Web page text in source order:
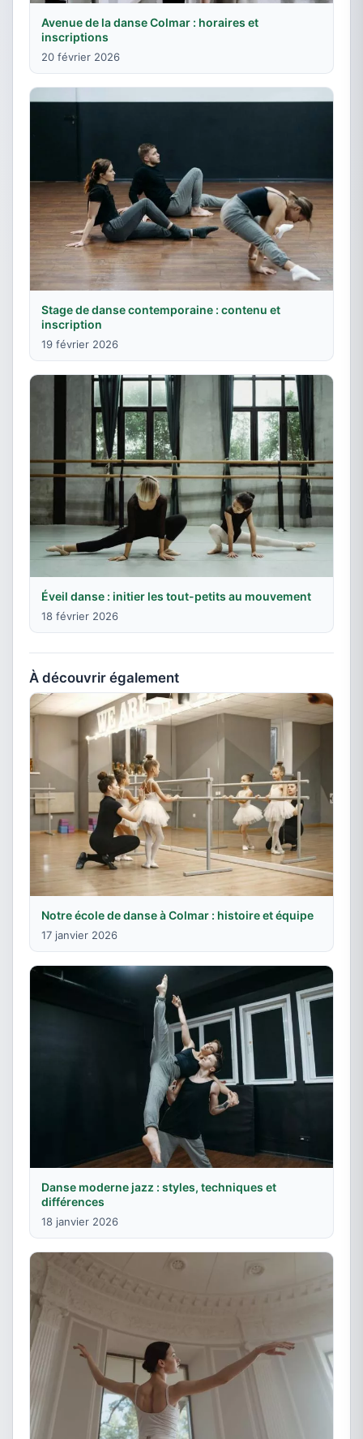
Avenue de la danse Colmar : horaires et
inscriptions
20 février 2026
Stage de danse contemporaine : contenu et
inscription
19 février 2026
Éveil danse : initier les tout-petits au mouvement
18 février 2026
À découvrir également
Notre école de danse à Colmar : histoire et équipe
17 janvier 2026
Danse moderne jazz : styles, techniques et
différences
18 janvier 2026